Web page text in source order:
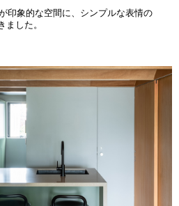
印象的な空間に、シンプルな表情の
した。